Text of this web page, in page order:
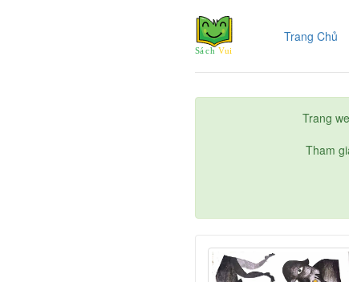
Trang Chủ
Trang
Tham